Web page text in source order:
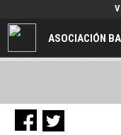
ASOCIACIÓN